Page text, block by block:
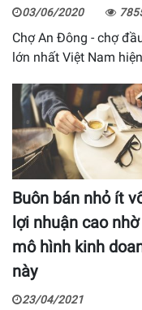
03/06/2020
Chợ An Đông - chợ
lớn nhất Việt Nam
Buôn bán nhỏ ít
lợi nhuận cao nhờ
mô hình kinh
này
23/04/2021